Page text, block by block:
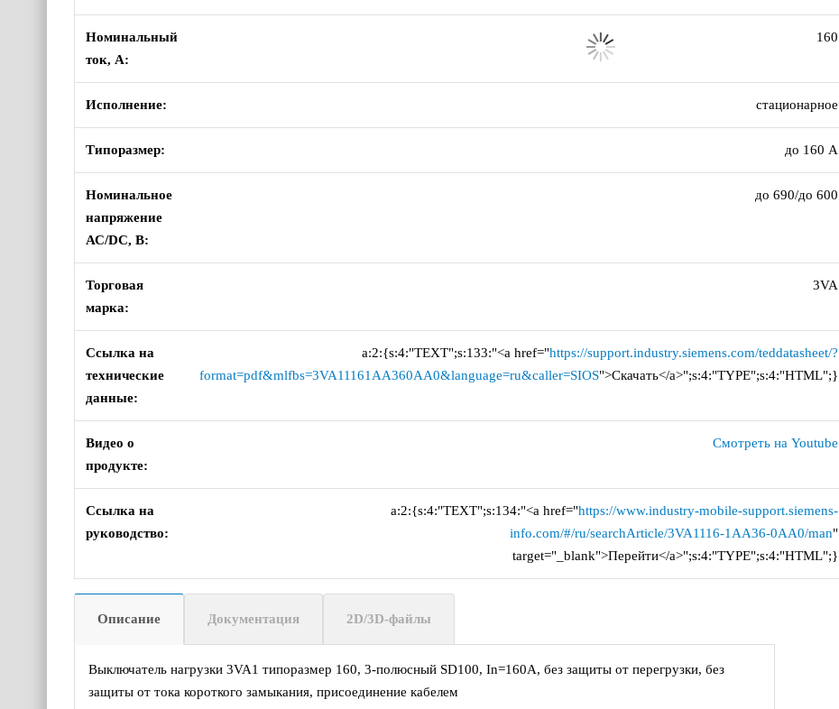
Номинальный
ток, А:
160
Исполнение: стационарное
Типоразмер: до 160 А
Номинальное
напряжение
АС/DC, В:
до 690/до 600
Торговая
марка:
3VA
Ссылка на
технические
данные:
a:2:{s:4:"TEXT";s:133:"<a href="https://support.industry.siemens.com/teddatasheet/?
format=pdf&mlfbs=3VA11161AA360AA0&language=ru&caller=SIOS">Скачать</a>";s:4:"TYPE";s:4:"HTML";}
Видео о
продукте:
Смотреть на Youtube
Ссылка на
руководство:
a:2:{s:4:"TEXT";s:134:"<a href="https://www.industry-mobile-support.siemens-
info.com/#/ru/searchArticle/3VA1116-1AA36-0AA0/man"
target="_blank">Перейти</a>";s:4:"TYPE";s:4:"HTML";}
Описание Документация 2D/3D-файлы
Выключатель нагрузки 3VA1 типоразмер 160, 3-полюсный SD100, In=160А, без защиты от перегрузки, без
защиты от тока короткого замыкания, присоединение кабелем